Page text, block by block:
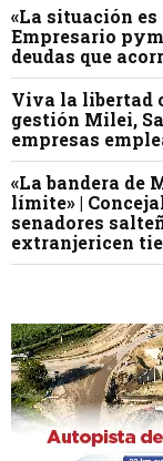
«La situación es
Empresario
deudas que
Viva la libertad
gestión Milei,
empresas
«La bandera de
límite» |
senadores
extranjericen